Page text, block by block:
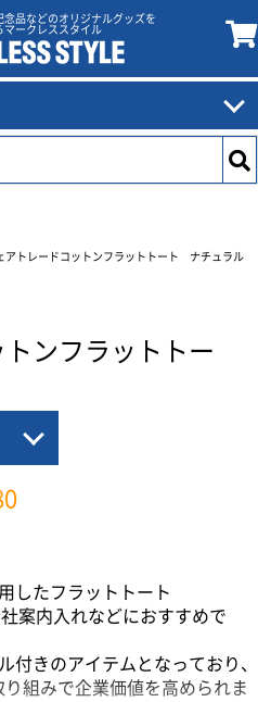
念品などのオリジナルグッズを
マークレススタイル
アトレードコットンフラットトート ナチュラル
ンフラットトー
したフラットトート
案内入れなどにおすすめで
付きのアイテムとなっており、
組みで企業価値を高められま